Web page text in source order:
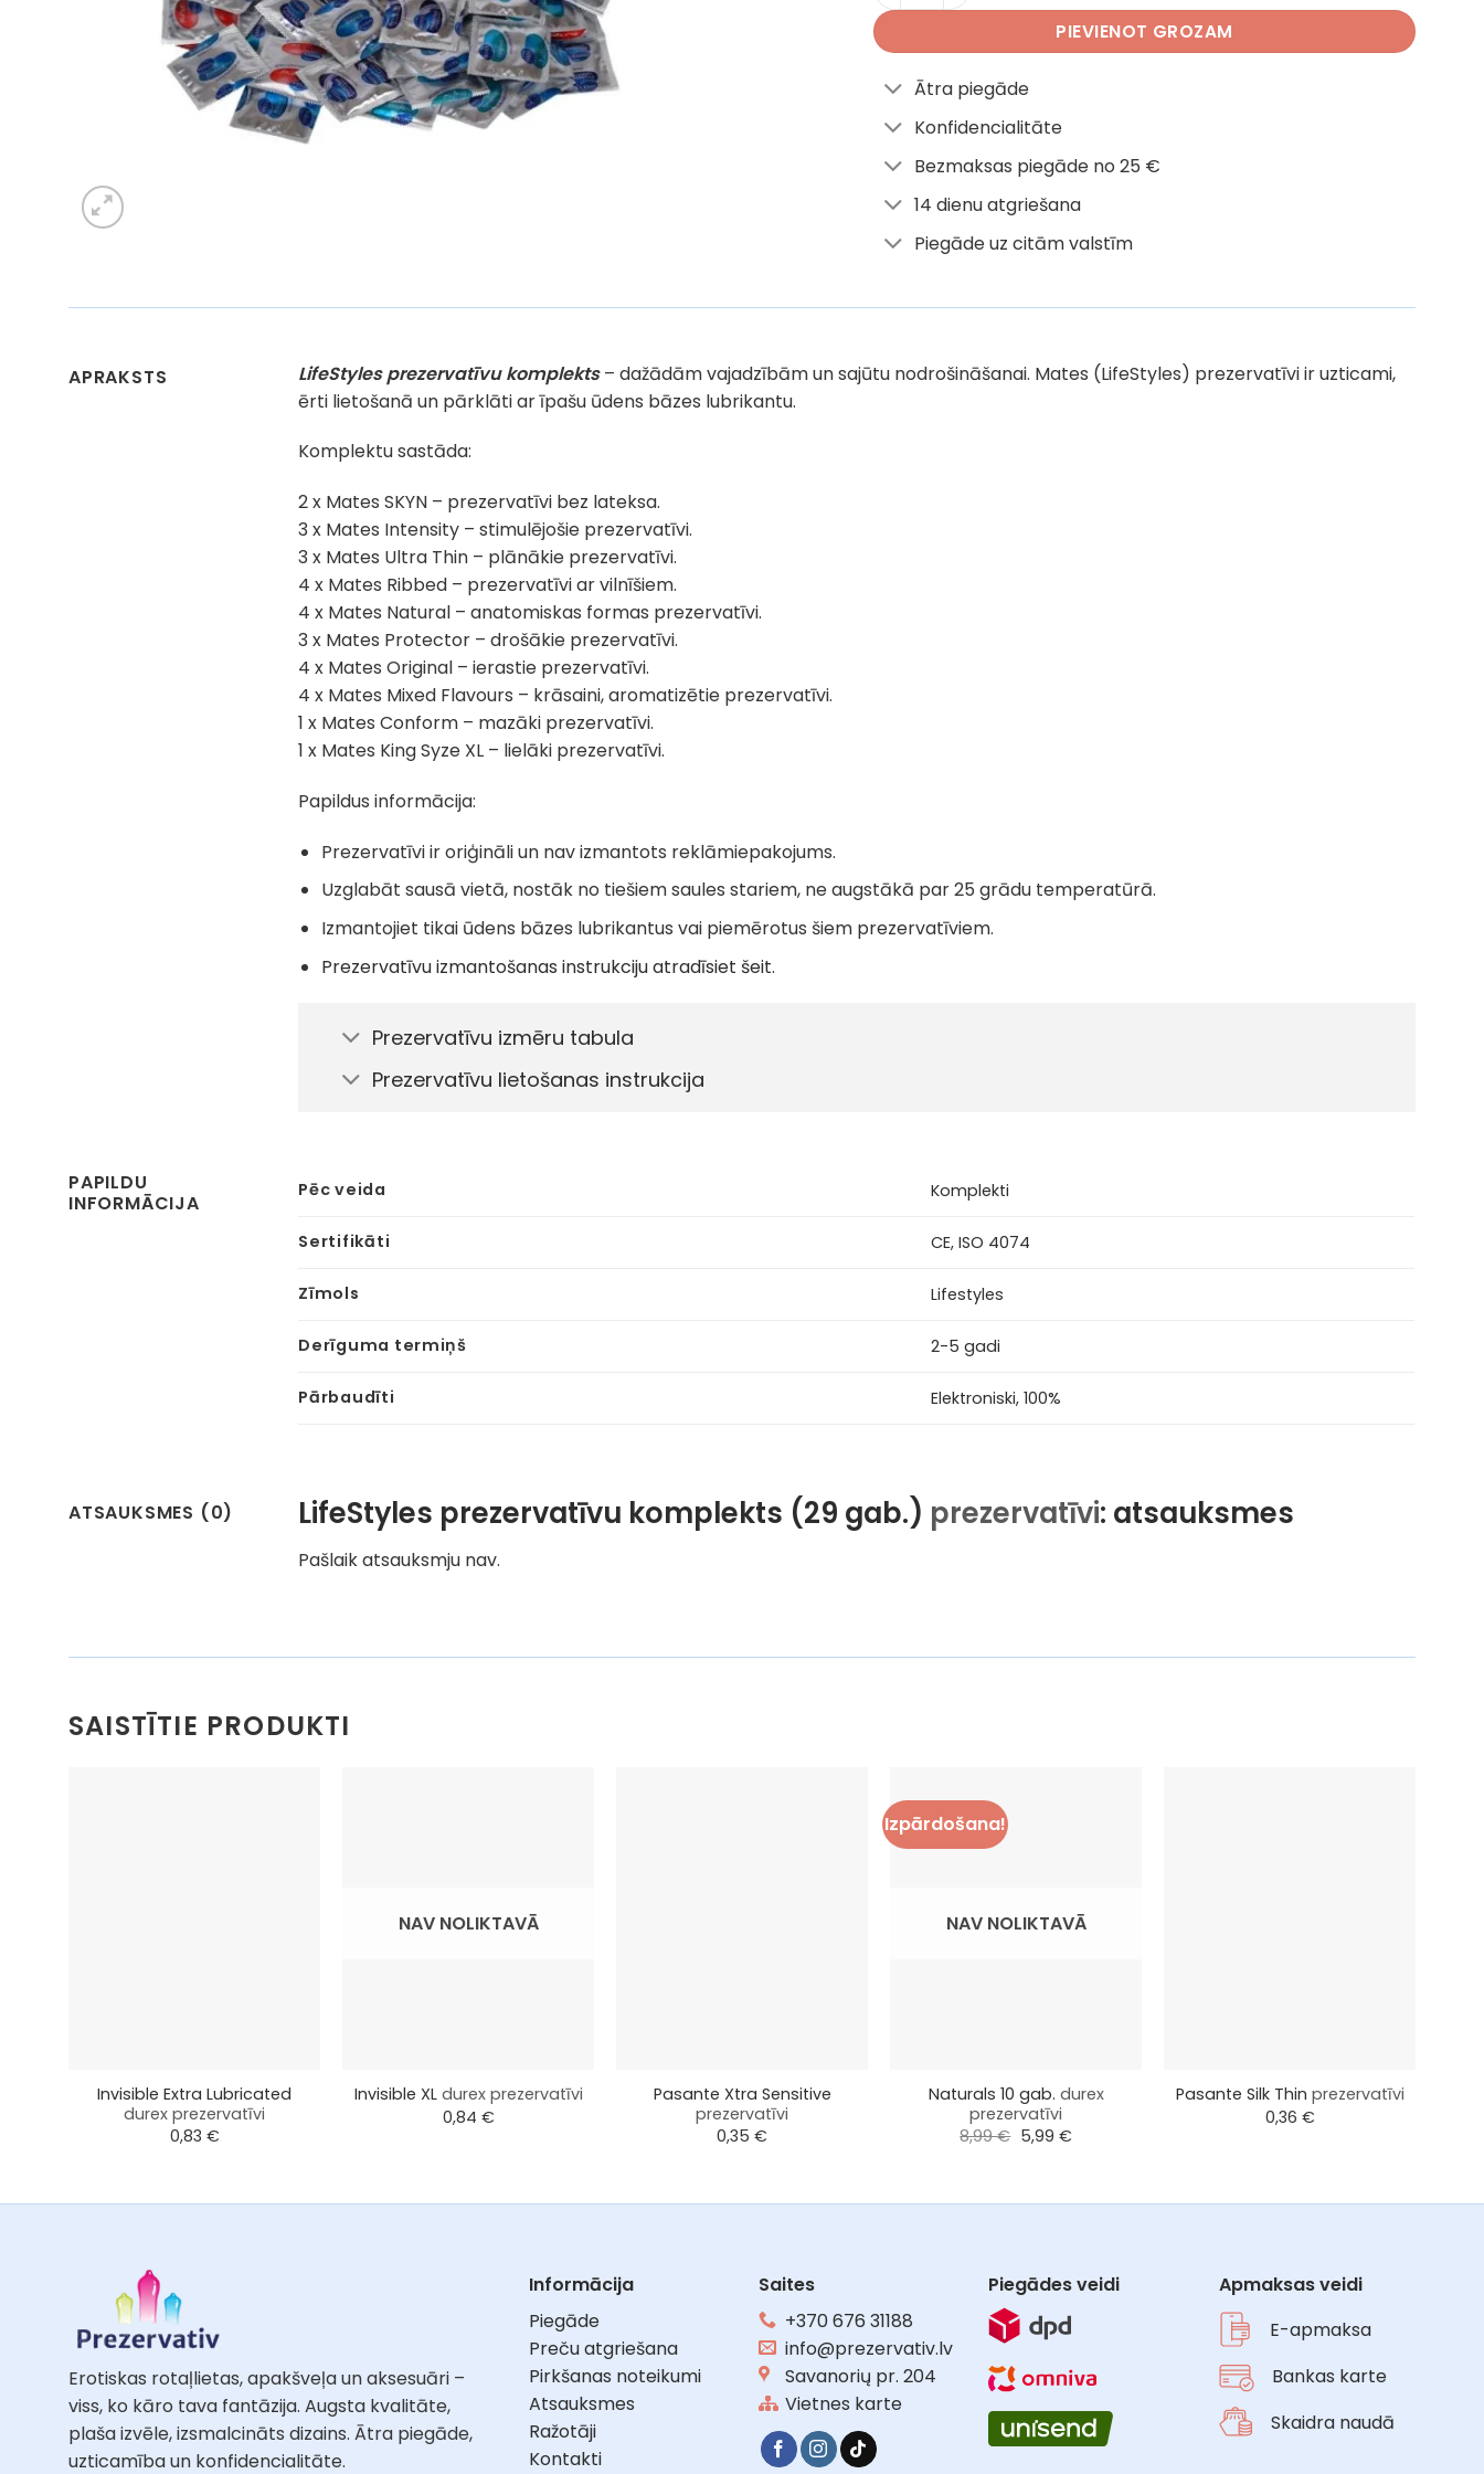
PIEVIENOT GROZAM
Ātra piegāde
Konfidencialitāte
Bezmaksas piegāde no 25 €
14 dienu atgriešana
Piegāde uz citām valstīm
APRAKSTS LifeStyles prezervatīvu komplekts–dažādām vajadzībām un sajūtu nodrošināšanai. Mates (LifeStyles) prezervatīvi ir uzticami,
ērti lietošanā un pārklāti ar īpašu ūdens bāzes lubrikantu.
Komplektu sastāda:
2 x Mates SKYN – prezervatīvi bez lateksa.
3 x Mates Intensity – stimulējošie prezervatīvi.
3 x Mates Ultra Thin – plānākie prezervatīvi.
4 x Mates Ribbed – prezervatīvi ar vilnīšiem.
4 x Mates Natural – anatomiskas formas prezervatīvi.
3 x Mates Protector – drošākie prezervatīvi.
4 x Mates Original – ierastie prezervatīvi.
4 x Mates Mixed Flavours – krāsaini, aromatizētie prezervatīvi.
1 x Mates Conform – mazāki prezervatīvi.
1 x Mates King Syze XL – lielāki prezervatīvi.
Papildus informācija:
Prezervatīvi ir oriģināli un nav izmantots reklāmiepakojums.
Uzglabāt sausā vietā, nostāk no tiešiem saules stariem, ne augstākā par 25 grādu temperatūrā.
Izmantojiet tikai ūdens bāzes lubrikantus vai piemērotus šiem prezervatīviem.
Prezervatīvu izmantošanas instrukciju atradīsiet šeit.
Prezervatīvu izmēru tabula
Prezervatīvu lietošanas instrukcija
PAPILDU
INFORMĀCIJA
Pēc veida Komplekti
Sertifikāti CE, ISO 4074
Zīmols Lifestyles
Derīguma termiņš 2-5 gadi
Pārbaudīti Elektroniski, 100%
ATSAUKSMES (0) LifeStyles prezervatīvu komplekts (29 gab.) prezervatīvi: atsauksmes
Pašlaik atsauksmju nav.
SAISTĪTIE PRODUKTI
Invisible Extra Lubricated
durex prezervatīvi
0,83 €
NAV NOLIKTAVĀ
Invisible XL durex prezervatīvi
0,84 €
Pasante Xtra Sensitive
prezervatīvi
0,35 €
Izpārdošana!
NAV NOLIKTAVĀ
Naturals 10 gab. durex
prezervatīvi
8,99€ Original
price
5,99 €Current
Pasante Silk Thin prezervatīvi
0,36 €
Erotiskas rotaļlietas, apakšveļa un aksesuāri –
viss, ko kāro tava fantāzija. Augsta kvalitāte,
plaša izvēle, izsmalcināts dizains. Ātra piegāde,
uzticamība un konfidencialitāte.
Informācija
Piegāde
Preču atgriešana
Pirkšanas noteikumi
Atsauksmes
Ražotāji
Kontakti
Saites
+370 676 31188
info@prezervativ.lv
Savanorių pr. 204
Vietnes karte
Piegādes veidi
Apmaksas veidi
E-apmaksa
Bankas karte
Skaidra naudā